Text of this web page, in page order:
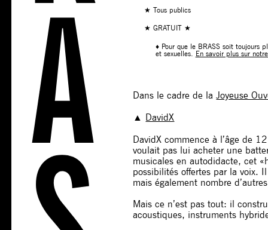
★ Tous publics
★ GRATUIT ★
♦ Pour que le BRASS soit toujours
et sexuelles. En savoir plus sur
Dans le cadre de laJoyeuse
▲ DavidX
DavidX commence à l’âge de
voulait pas lui acheter une
musicales en autodidacte, cet
possibilités offertes par la voix.
mais également nombre
Mais ce n’est pas tout: il
acoustiques, instruments